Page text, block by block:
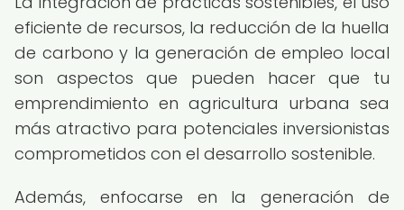
eficiente de recursos, la reducción de la huella
de carbono y la generación de empleo local
son aspectos que pueden hacer que tu
emprendimiento en agricultura urbana sea
más atractivo para potenciales inversionistas
comprometidos con el desarrollo sostenible.
Además, enfocarse en la generación de